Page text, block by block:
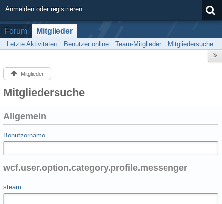
Anmelden oder registrieren
Forum Mitglieder
Letzte Aktivitäten Benutzer online Team-Mitglieder Mitgliedersuche
Mitglieder
Mitgliedersuche
Allgemein
Benutzername
wcf.user.option.category.profile.messenger
steam